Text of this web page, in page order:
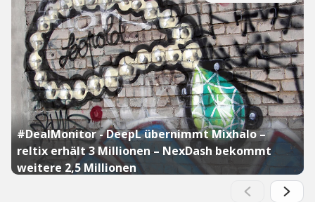
#DealMonitor - DeepL übernimmt Mixhalo –
reltix erhält 3 Millionen – NexDash bekommt
weitere 2,5 Millionen